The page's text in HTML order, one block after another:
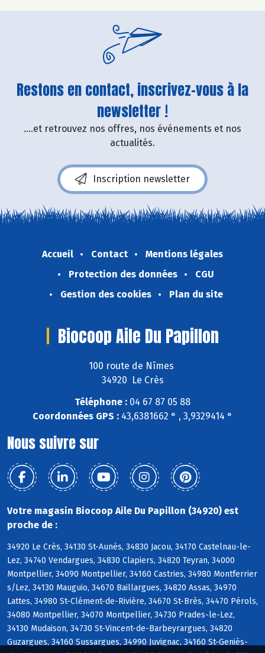
Restons en contact, inscrivez-vous à la
newsletter !
....et retrouvez nos offres, nos événements et nos
actualités.
Inscription newsletter
Accueil Contact
Mentions légales
Protection des données
CGU
Gestion des cookies
Plan du site
Biocoop Aile Du Papillon
100 route de Nîmes
34920 Le Crès
Téléphone : 04 67 87 05 88
Coordonnées GPS : 43,6381662 ° , 3,9329414 °
Nous suivre sur
Votre magasin Biocoop Aile Du Papillon (34920) est
proche de :
34920 Le Crès, 34130 St-Aunès, 34830 Jacou, 34170 Castelnau-le-
Lez, 34740 Vendargues, 34830 Clapiers, 34820 Teyran, 34000
Montpellier, 34090 Montpellier, 34160 Castries, 34980 Montferrier
s/Lez, 34130 Mauguio, 34670 Baillargues, 34820 Assas, 34970
Lattes, 34980 St-Clément-de-Rivière, 34670 St-Brès, 34470 Pérols,
34080 Montpellier, 34070 Montpellier, 34730 Prades-le-Lez,
34130 Mudaison, 34730 St-Vincent-de-Barbeyrargues, 34820
Guzargues, 34160 Sussargues, 34990 Juvignac, 34160 St-Geniès-